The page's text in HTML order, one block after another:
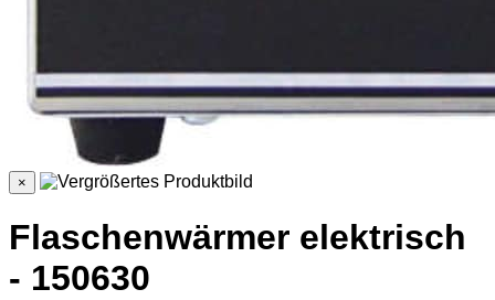
×
Flaschenwärmer elektrisch
- 150630